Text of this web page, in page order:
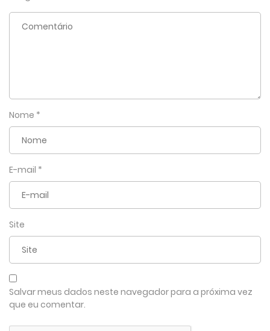
Nome *
E-mail *
Site
Salvar meus dados neste navegador para a próxima vez
que eu comentar.